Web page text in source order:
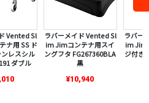
Vented Sl
ナ用 SS ド
レスシル
ダブル
ラバーメイド Vented Sl
im Jimコンテナ用スイ
ングフタ FG267360BLA
黒
¥10,940
ラバー
im Jim
ジ付き